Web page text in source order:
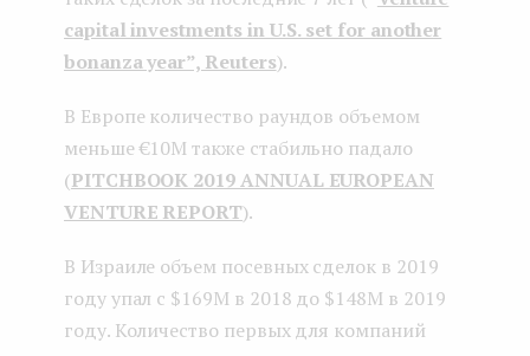
capital investments in U.S. set for another
bonanza year”, Reuters).
В Европе количество раундов объемом
меньше €10M также стабильно падало
(PITCHBOOK 2019 ANNUAL EUROPEAN
VENTURE REPORT).
В Израиле объем посевных сделок в 2019
году упал с $169M в 2018 до $148M в 2019
году. Количество первых для компаний